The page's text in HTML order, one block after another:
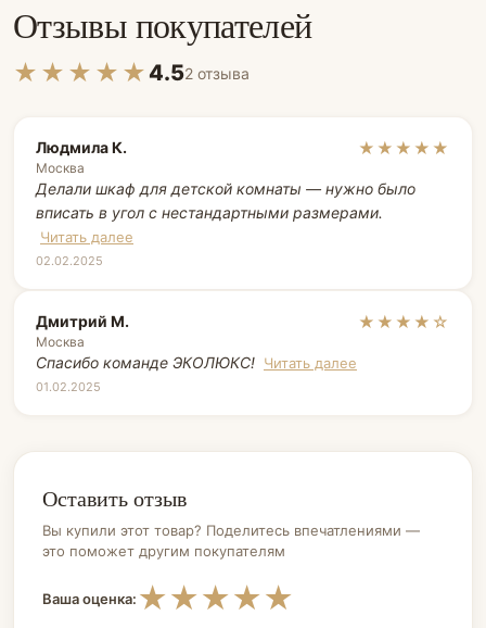
Отзывы покупателей
★★★★★4.52 отзыва
Людмила К.
Москва
★★★★★
Делали шкаф для детской комнаты — нужно было
вписать в угол с нестандартными размерами.
Читать далее
02.02.2025
Дмитрий М.
Москва
★★★★☆
Спасибо команде ЭКОЛЮКС! Читать далее
01.02.2025
Оставить отзыв
Вы купили этот товар? Поделитесь впечатлениями —
это поможет другим покупателям
Ваша оценка: ★
★
★
★
★